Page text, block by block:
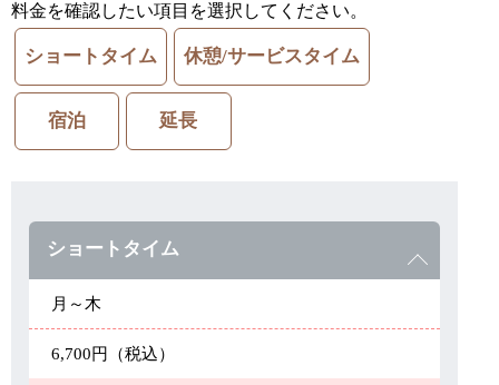
料金を確認したい項目を選択してください。
ショートタイム 休憩/サービスタイム
宿泊 延長
ショートタイム
月～木
6,700円（税込）